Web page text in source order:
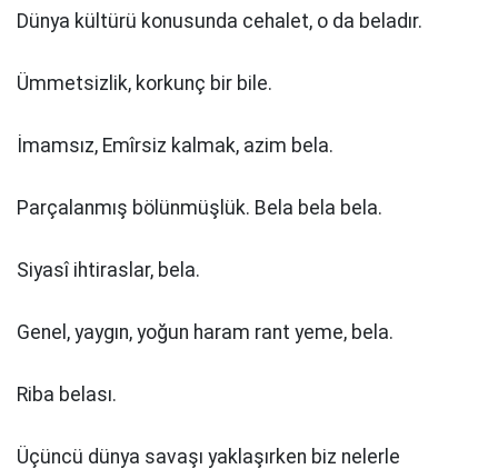
Dünya kültürü konusunda cehalet, o da beladır.
Ümmetsizlik, korkunç bir bile.
İmamsız, Emîrsiz kalmak, azim bela.
Parçalanmış bölünmüşlük. Bela bela bela.
Siyasî ihtiraslar, bela.
Genel, yaygın, yoğun haram rant yeme, bela.
Riba belası.
Üçüncü dünya savaşı yaklaşırken biz nelerle